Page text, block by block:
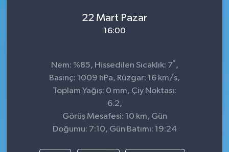
22 Mart Pazar
16:00
Nem: %85, Hissedilen Sıcaklık: 7° ,
Basınç: 1009 hPa, Rüzgar: 16 km/s,
Toplam Yağış: 0 mm, Çiy Noktası:
6.2,
Görüş Mesafesi: 10 km, Gün
Doğumu: 7:10, Gün Batımı: 19:24